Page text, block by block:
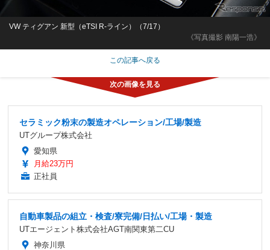
《写真撮影 南陽一浩》
VW ティグアン 新型（eTSI R-ライン）（7/17）
この記事へ戻る
セラミック粉末の製造オペレーション/工場/製造
UTグループ株式会社
愛知県
月給23万円
正社員
自動車製品の組立・検査/寮完備/日払い/工場・製造
UTエージェント株式会社AGT南関東第二CU
神奈川県